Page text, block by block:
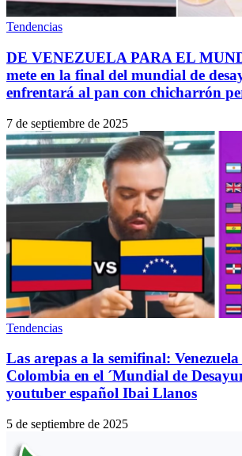
Tendencias
DE VENEZUELA PARA EL
mete en la final del mundial de
enfrentará al pan con chicharrón
7 de septiembre de 2025
Tendencias
Las arepas a la semifinal:
Colombia en el ´Mundial de
youtuber español Ibai Llanos
5 de septiembre de 2025